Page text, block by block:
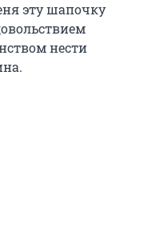
эту шапочку
нести